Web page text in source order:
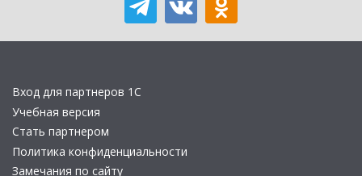
Вход для партнеров 1С
Учебная версия
Стать партнером
Политика конфиденциальности
Замечания по сайту